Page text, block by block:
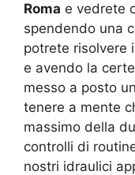
Roma e vedrete
spendendo una
potrete risolvere
e avendo la
messo a posto
tenere a mente
massimo della
controlli di
nostri idraulici